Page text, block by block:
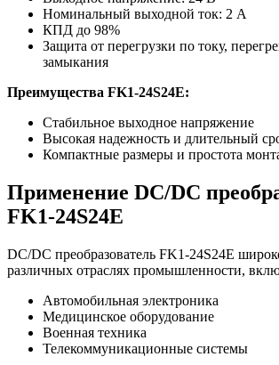
Номинальный выходной ток: 2 А
КПД до 98%
Защита от перегрузки по току,
замыкания
Преимущества FK1-24S24E:
Стабильное выходное напряжение
Высокая надежность и длительный
Компактные размеры и простота
Применение DC/DC
FK1-24S24E
DC/DC преобразователь FK1-24S24E
различных отраслях промышленности,
Автомобильная электроника
Медицинское оборудование
Военная техника
Телекоммуникационные системы